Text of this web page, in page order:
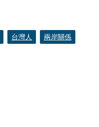
台灣人
兩岸關係